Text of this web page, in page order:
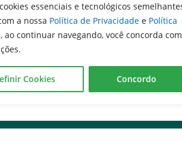
essenciais e tecnológicos
a nossa Política de Privacidade e Política
, ao continuar navegando, você concorda com
Cookies Concordo